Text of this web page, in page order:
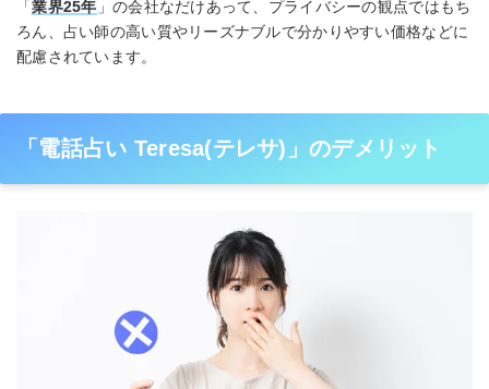
「業界25年 」の会社なだけあって、プライバシーの観点ではもち
ろん、占い師の高い質やリーズナブルで分かりやすい価格などに
配慮されています。
「電話占い Teresa(テレサ)」のデメリット